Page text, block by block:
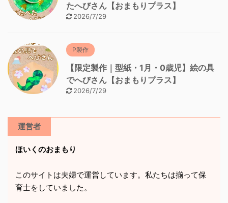
たへびさん【おまもりプラス】
2026/7/29
P製作
【限定製作｜型紙・1月・0歳児】絵の具
でへびさん【おまもりプラス】
2026/7/29
運営者
ほいくのおまもり
このサイトは夫婦で運営しています。私たちは揃って保
育士をしていました。